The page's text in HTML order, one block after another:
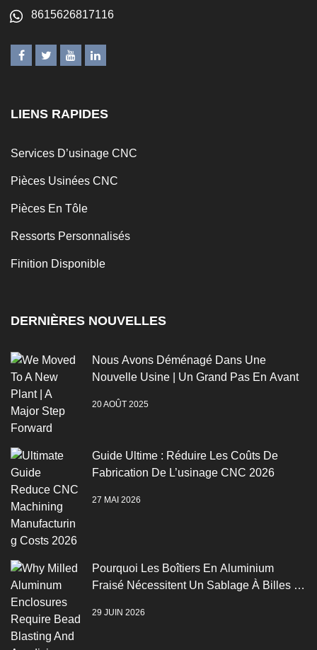
8615626817116
LIENS RAPIDES
Services D’usinage CNC
Pièces Usinées CNC
Pièces En Tôle
Ressorts Personnalisés
Finition Disponible
DERNIÈRES NOUVELLES
Nous Avons Déménagé Dans Une
Nouvelle Usine | Un Grand Pas En Avant
20 AOÛT 2025
Guide Ultime : Réduire Les Coûts De
Fabrication De L’usinage CNC 2026
27 MAI 2026
Pourquoi Les Boîtiers En Aluminium
Fraisé Nécessitent Un Sablage À Billes Et
29 JUIN 2026